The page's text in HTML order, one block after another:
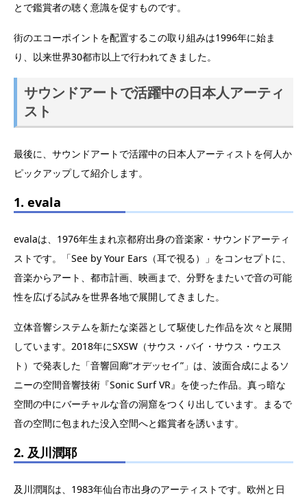
とで鑑賞者の聴く意識を促すものです。
街のエコーポイントを配置するこの取り組みは1996年に始ま
り、以来世界30都市以上で行われてきました。
サウンドアートで活躍中の日本人アーティ
スト
最後に、サウンドアートで活躍中の日本人アーティストを何人か
ピックアップして紹介します。
1. evala
evalaは、1976年生まれ京都府出身の音楽家・サウンドアーティ
ストです。「See by Your Ears（耳で視る）」をコンセプトに、
音楽からアート、都市計画、映画まで、分野をまたいで音の可能
性を広げる試みを世界各地で展開してきました。
立体音響システムを新たな楽器として駆使した作品を次々と展開
しています。2018年にSXSW（サウス・バイ・サウス・ウエス
ト）で発表した「音響回廊“オデッセイ”」は、波面合成によるソ
ニーの空間音響技術『Sonic Surf VR』を使った作品。真っ暗な
空間の中にバーチャルな音の洞窟をつくり出しています。まるで
音の空間に包まれた没入空間へと鑑賞者を誘います。
2. 及川潤耶
及川潤耶は、1983年仙台市出身のアーティストです。欧州と日